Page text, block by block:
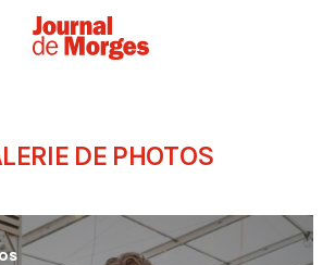
DE PHOTOS